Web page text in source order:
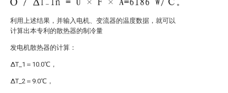
利用上述结果，并输入电机、变流器的温度数据，就可以
计算出本专利的散热器的制冷量
发电机散热器的计算：
ΔT_1＝10.0℃，
ΔT_2＝9.0℃，